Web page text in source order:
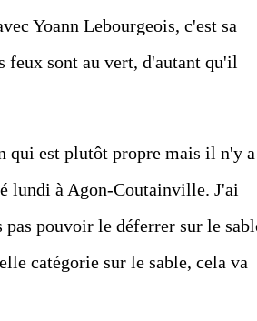
Yoann Lebourgeois, c'est sa
feux sont au vert, d'autant qu'il
qui est plutôt propre mais il n'y a
lundi à Agon-Coutainville. J'ai
pas pouvoir le déferrer sur le
catégorie sur le sable, cela va